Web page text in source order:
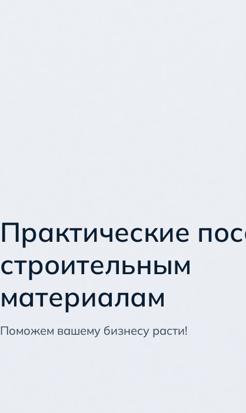
Практические
строительным
материалам
Поможем вашему бизнесу расти!